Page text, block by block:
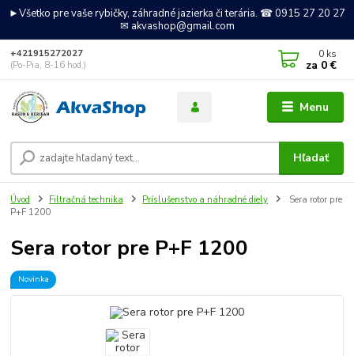
►Všetko pre vaše rybičky, záhradné jazierka či terária. ☎ 0915 27 20 27
✉ akvashop@gmail.com
Menu
Hľadať
+421915272027
(Po-Pia, 8-16 hod.)
0 ks
za 0 €
Úvod Filtračná technika Príslušenstvo a náhradné diely
Sera rotor pre
P+F 1200
Sera rotor pre P+F 1200
Novinka